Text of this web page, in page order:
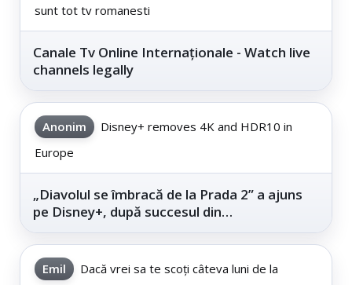
sunt tot tv romanesti
Canale Tv Online Internaționale - Watch live
channels legally
Anonim
Disney+ removes 4K and HDR10 in
Europe
„Diavolul se îmbracă de la Prada 2” a ajuns
pe Disney+, după succesul din
Emil
Dacă vrei sa te scoți câteva luni de la